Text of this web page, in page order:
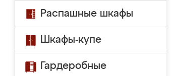
Распашные шкафы
Шкафы-купе
Гардеробные